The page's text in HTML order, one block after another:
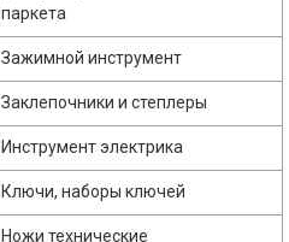
паркета
Зажимной инструмент
Заклепочники и степлеры
Инструмент электрика
Ключи, наборы ключей
Ножи технические